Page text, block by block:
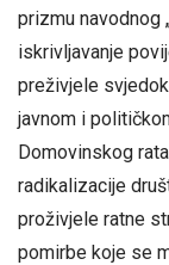
prizmu navodnog
iskrivljavanje
preživjele
javnom i
Domovinskog
radikalizacije
proživjele ratne
pomirbe koje se